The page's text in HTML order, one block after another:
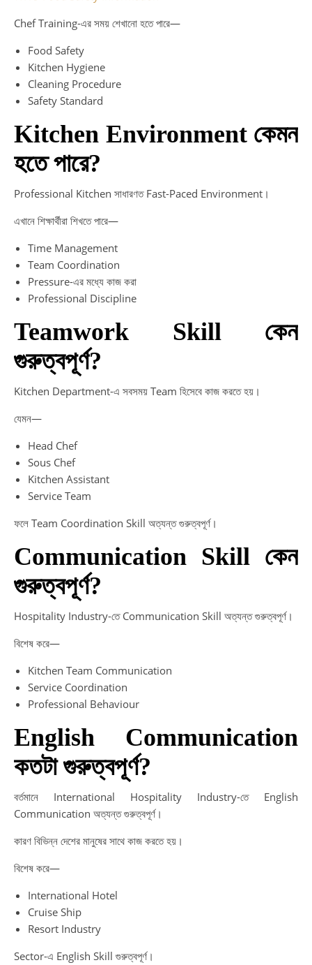
Chef Training-এর সময় শেখানো হতে পারে—
Food Safety
Kitchen Hygiene
Cleaning Procedure
Safety Standard
Kitchen Environment কেমন
হতে পারে?
Professional Kitchen সাধারণত Fast-Paced Environment।
এখানে শিক্ষার্থীরা শিখতে পারে—
Time Management
Team Coordination
Pressure-এর মধ্যে কাজ করা
Professional Discipline
Teamwork Skill কেন
গুরুত্বপূর্ণ?
Kitchen Department-এ সবসময় Team হিসেবে কাজ করতে হয়।
যেমন—
Head Chef
Sous Chef
Kitchen Assistant
Service Team
ফলে Team Coordination Skill অত্যন্ত গুরুত্বপূর্ণ।
Communication Skill কেন
গুরুত্বপূর্ণ?
Hospitality Industry-তে Communication Skill অত্যন্ত গুরুত্বপূর্ণ।
বিশেষ করে—
Kitchen Team Communication
Service Coordination
Professional Behaviour
English Communication
কতটা গুরুত্বপূর্ণ?
বর্তমানে International Hospitality Industry-তে English
Communication অত্যন্ত গুরুত্বপূর্ণ।
কারণ বিভিন্ন দেশের মানুষের সাথে কাজ করতে হয়।
বিশেষ করে—
International Hotel
Cruise Ship
Resort Industry
Sector-এ English Skill গুরুত্বপূর্ণ।